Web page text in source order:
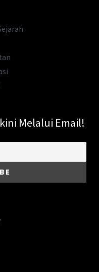
Melalui Email!